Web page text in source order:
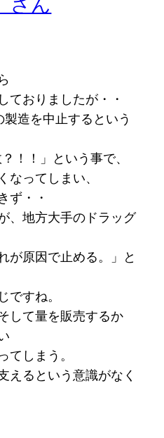
ておりましたが・・
造を中止するという
！！」という事で、
なってしまい、
ず・・
、地方大手のドラッグ
が原因で止める。」と
ですね。
して量を販売するか
てしまう。
えるという意識がなく